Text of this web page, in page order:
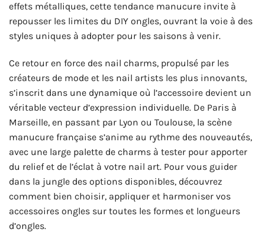
effets métalliques, cette tendance manucure invite à
repousser les limites du DIY ongles, ouvrant la voie à des
styles uniques à adopter pour les saisons à venir.
Ce retour en force des nail charms, propulsé par les
créateurs de mode et les nail artists les plus innovants,
s’inscrit dans une dynamique où l’accessoire devient un
véritable vecteur d’expression individuelle. De Paris à
Marseille, en passant par Lyon ou Toulouse, la scène
manucure française s’anime au rythme des nouveautés,
avec une large palette de charms à tester pour apporter
du relief et de l’éclat à votre nail art. Pour vous guider
dans la jungle des options disponibles, découvrez
comment bien choisir, appliquer et harmoniser vos
accessoires ongles sur toutes les formes et longueurs
d’ongles.